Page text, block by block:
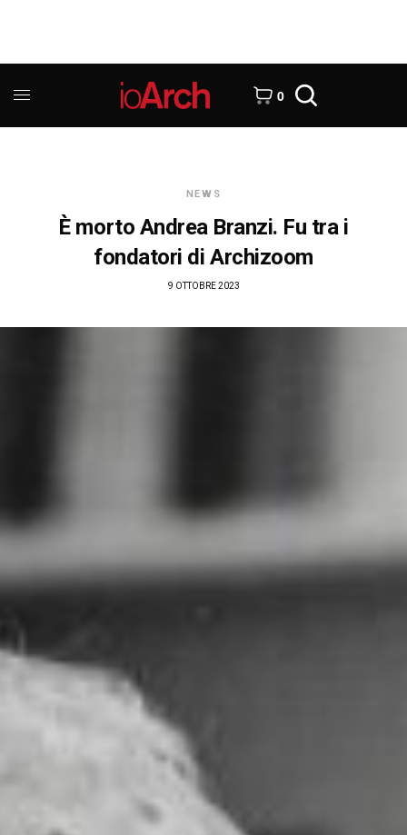
0
NEWS
È morto Andrea Branzi. Fu tra i
fondatori di Archizoom
9 OTTOBRE 2023